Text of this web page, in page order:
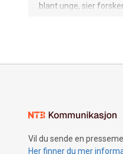
blant unge, sier
Vil du sende en
Her finner du mer